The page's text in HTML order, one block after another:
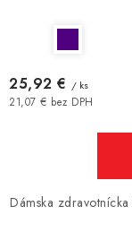
21,07 € bez DPH
25,92 € / ks
Dámska